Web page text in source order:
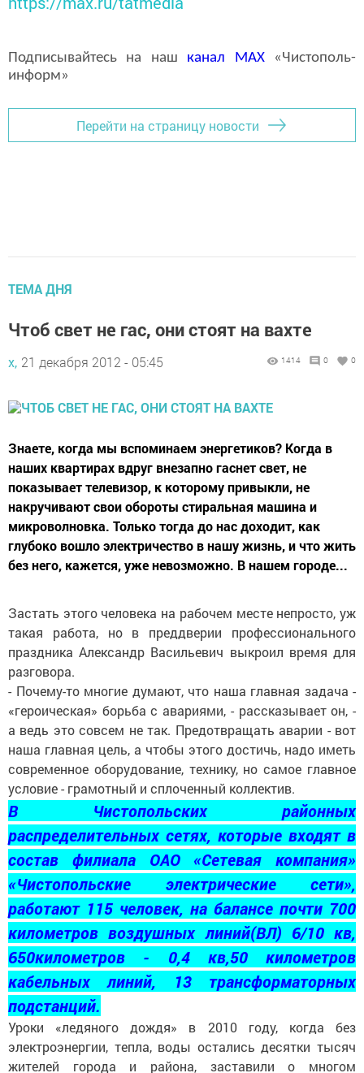
Подписывайтесь на наш канал MAX«Чистополь-
информ»
Перейти на страницу новости
ТЕМА ДНЯ
Чтоб свет не гас, они стоят на вахте
х, 21 декабря 2012 - 05:45 1414 0 0
Знаете, когда мы вспоминаем энергетиков? Когда в
наших квартирах вдруг внезапно гаснет свет, не
показывает телевизор, к которому привыкли, не
накручивают свои обороты стиральная машина и
микроволновка. Только тогда до нас доходит, как
глубоко вошло электричество в нашу жизнь, и что жить
без него, кажется, уже невозможно. В нашем городе...
Застать этого человека на рабочем месте непросто, уж
такая работа, но в преддверии профессионального
праздника Александр Васильевич выкроил время для
разговора.
- Почему-то многие думают, что наша главная задача -
«героическая» борьба с авариями, - рассказывает он, -
а ведь это совсем не так. Предотвращать аварии - вот
наша главная цель, а чтобы этого достичь, надо иметь
современное оборудование, технику, но самое главное
условие - грамотный и сплоченный коллектив.
В Чистопольских районных
распределительных сетях, которые входят в
состав филиала ОАО «Сетевая компания»
«Чистопольские электрические сети»,
работают 115 человек, на балансе почти 700
километров воздушных линий(ВЛ) 6/10 кв,
650километров - 0,4 кв,50 километров
кабельных линий, 13 трансформаторных
подстанций.
Уроки «ледяного дождя» в 2010 году, когда без
электроэнергии, тепла, воды остались десятки тысяч
жителей города и района, заставили о многом